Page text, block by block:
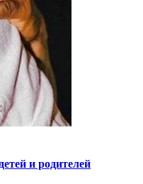
и родителей